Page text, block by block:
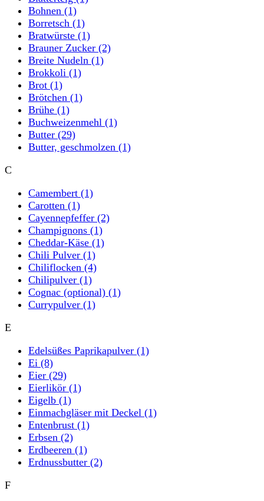
Bohnen (1)
Borretsch (1)
Bratwürste (1)
Brauner Zucker (2)
Breite Nudeln (1)
Brokkoli (1)
Brot (1)
Brötchen (1)
Brühe (1)
Buchweizenmehl (1)
Butter (29)
Butter, geschmolzen (1)
C
Camembert (1)
Carotten (1)
Cayennepfeffer (2)
Champignons (1)
Cheddar-Käse (1)
Chili Pulver (1)
Chiliflocken (4)
Chilipulver (1)
Cognac (optional) (1)
Currypulver (1)
E
Edelsüßes Paprikapulver (1)
Ei (8)
Eier (29)
Eierlikör (1)
Eigelb (1)
Einmachgläser mit Deckel (1)
Entenbrust (1)
Erbsen (2)
Erdbeeren (1)
Erdnussbutter (2)
F